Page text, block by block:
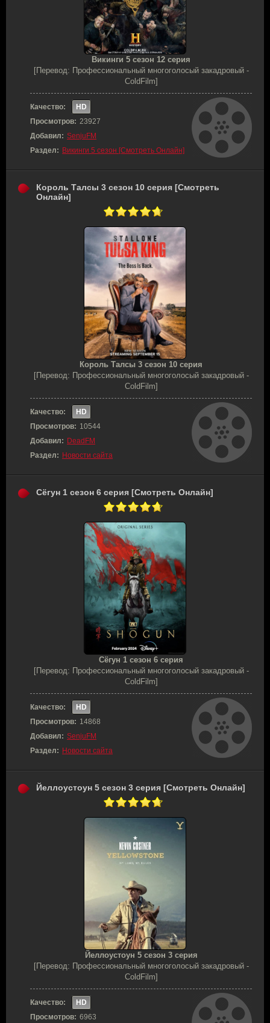
Викинги 5 сезон 12 серия
[Перевод: Профессиональный многоголосый закадровый -
ColdFilm]
Качество:
HD
Просмотров: 23927
Добавил: SenjuFM
Раздел: Викинги 5 сезон [Смотреть Онлайн]
Король Талсы 3 сезон 10 серия [Смотреть
Онлайн]
Король Талсы 3 сезон 10 серия
[Перевод: Профессиональный многоголосый закадровый -
ColdFilm]
Качество:
HD
Просмотров: 10544
Добавил: DeadFM
Раздел: Новости сайта
Сёгун 1 сезон 6 серия [Смотреть Онлайн]
Сёгун 1 сезон 6 серия
[Перевод: Профессиональный многоголосый закадровый -
ColdFilm]
Качество:
HD
Просмотров: 14868
Добавил: SenjuFM
Раздел: Новости сайта
Йеллоустоун 5 сезон 3 серия [Смотреть Онлайн]
Йеллоустоун 5 сезон 3 серия
[Перевод: Профессиональный многоголосый закадровый -
ColdFilm]
Качество:
HD
Просмотров: 6963